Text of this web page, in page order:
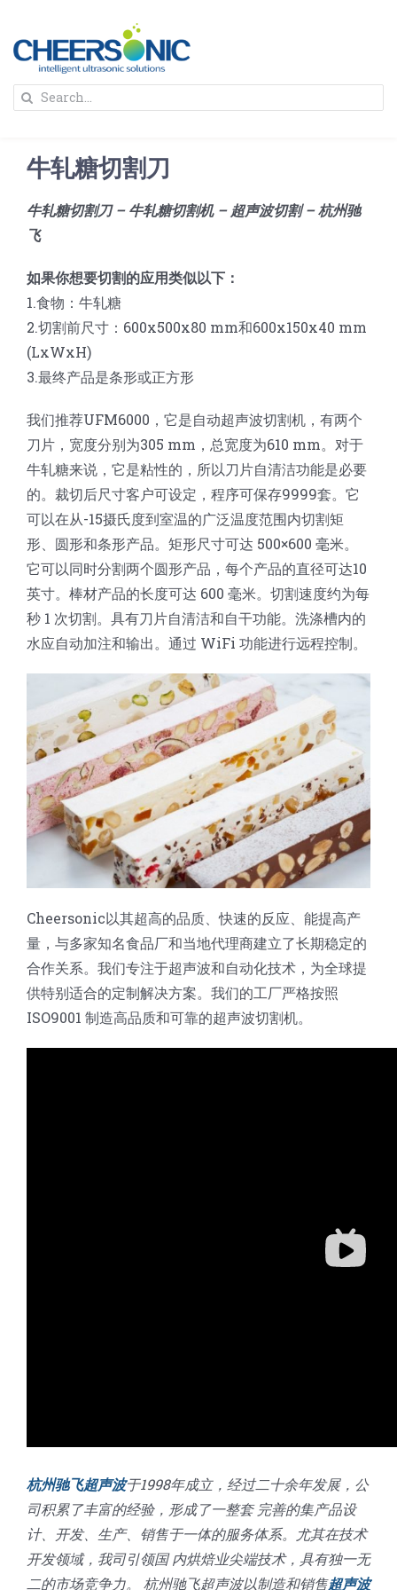
content
解决方案
蛋糕切割机
圆蛋糕切割机
蛋糕切块机
蛋糕切片机
三角蛋糕切割机
奶酪切片
圆形奶酪切片
块状奶酪切片
条状奶酪切片
挤出奶酪切片
三明治/披萨/寿司切割
披萨切割机
三明治切割机
寿司切割机
面团
常温面团切割
冷冻面团切割
糕点/糖果
牛轧糖切割
阿胶糕切片
谷物棒切割
宠物食品
超声波设备
公司新闻
关于我们
人才招聘
联系我们
Search
牛轧糖切割刀
牛轧糖切割刀 – 牛轧糖切割机 – 超声波切割 – 杭州驰
飞
如果你想要切割的应用类似以下：
1.食物：牛轧糖
2.切割前尺寸：600x500x80 mm和600x150x40 mm
(LxWxH)
3.最终产品是条形或正方形
我们推荐UFM6000，它是自动超声波切割机，有两个
刀片，宽度分别为305 mm，总宽度为610 mm。对于
牛轧糖来说，它是粘性的，所以刀片自清洁功能是必要
的。裁切后尺寸客户可设定，程序可保存9999套。它
可以在从-15摄氏度到室温的广泛温度范围内切割矩
形、圆形和条形产品。矩形尺寸可达 500×600 毫米。
它可以同时分割两个圆形产品，每个产品的直径可达10
英寸。棒材产品的长度可达 600 毫米。切割速度约为每
秒 1 次切割。具有刀片自清洁和自干功能。洗涤槽内的
水应自动加注和输出。通过 WiFi 功能进行远程控制。
Cheersonic以其超高的品质、快速的反应、能提高产
量，与多家知名食品厂和当地代理商建立了长期稳定的
合作关系。我们专注于超声波和自动化技术，为全球提
供特别适合的定制解决方案。我们的工厂严格按照
ISO9001 制造高品质和可靠的超声波切割机。
杭州驰飞超声波于1998年成立，经过二十余年发展，公
司积累了丰富的经验，形成了一整套 完善的集产品设
计、开发、生产、销售于一体的服务体系。尤其在技术
开发领域，我司引领国 内烘焙业尖端技术，具有独一无
二的市场竞争力。 杭州驰飞超声波以制造和销售超声波